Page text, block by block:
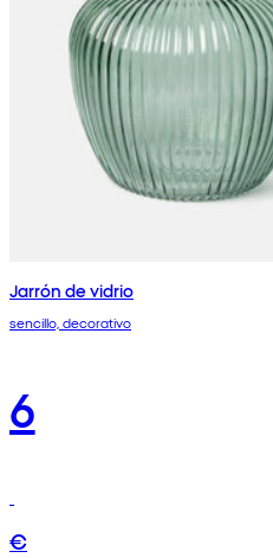
Jarrón de vidrio
sencillo, decorativo
6
€